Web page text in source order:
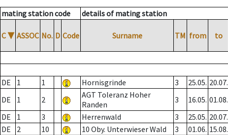
mating station code details of mating station
C ▼ ASSOC No. D Code Surname TM from to
DE
1 1 Hornisgrinde 3 25.05. 20.07.
DE
1 2
AGT Toleranz Hoher
Randen
3 16.05. 01.08.
DE
1 3 Herrenwald 3 25.05. 20.07.
DE
2 10 10 Oby. Unterwieser Wald 3 01.06. 15.08.